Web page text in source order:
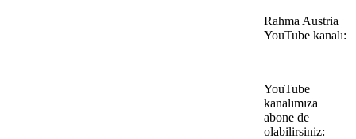
Rahma Austria
YouTube kanalı:
YouTube
kanalımıza
abone de
olabilirsiniz: